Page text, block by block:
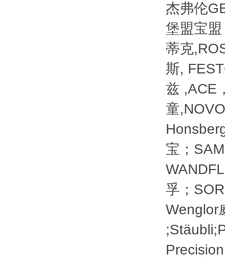
杰弗伦
堡盟宝
蒂克
斯,
兹 ,ACE
童
宝；
孚；
Wenglor